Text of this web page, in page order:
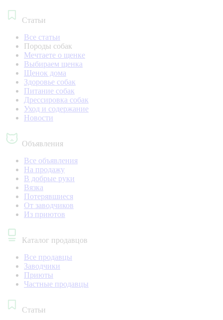
Статьи
Все статьи
Породы собак
Мечтаете о щенке
Выбираем щенка
Щенок дома
Здоровье собак
Питание собак
Дрессировка собак
Уход и содержание
Новости
Объявления
Все объявления
На продажу
В добрые руки
Вязка
Потерявшиеся
От заводчиков
Из приютов
Каталог продавцов
Все продавцы
Заводчики
Приюты
Частные продавцы
Статьи